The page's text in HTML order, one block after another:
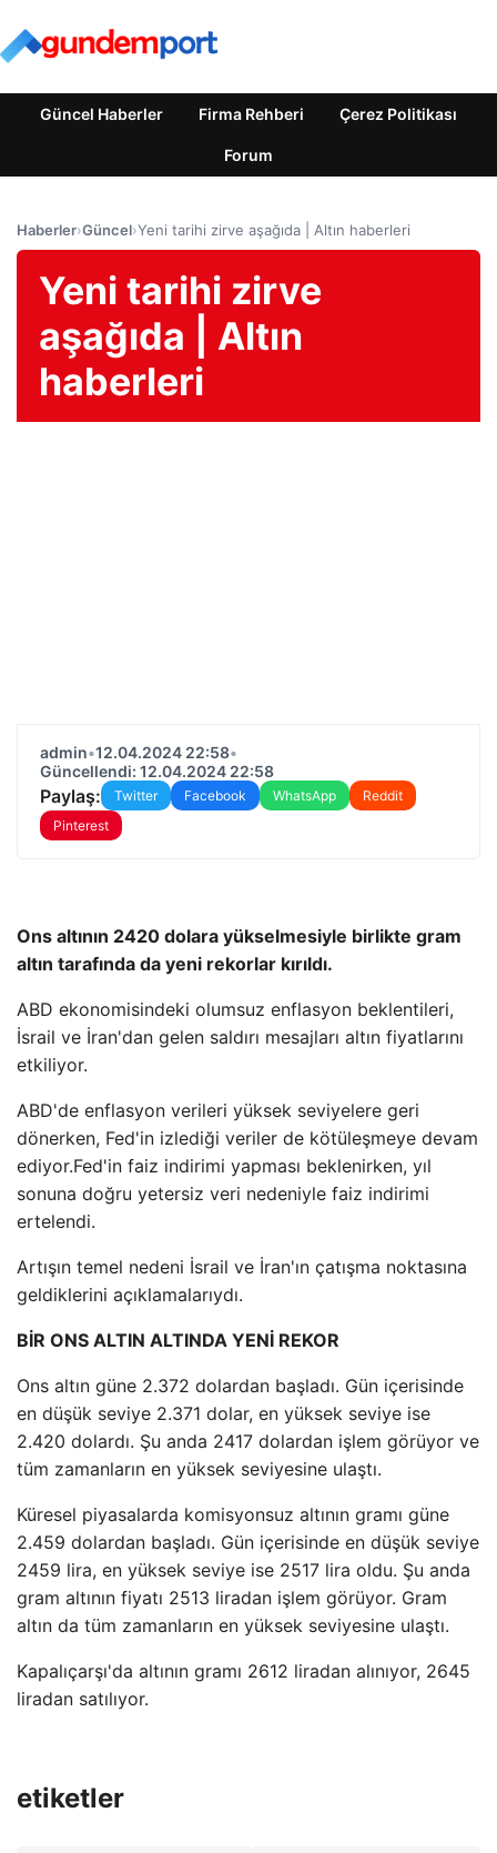
Güncel Haberler Firma Rehberi Çerez Politikası
Forum
Haberler›Güncel›Yeni tarihi zirve aşağıda | Altın haberleri
Yeni tarihi zirve
aşağıda | Altın
haberleri
admin•12.04.2024 22:58•
Güncellendi: 12.04.2024 22:58
Paylaş: Twitter Facebook WhatsApp
Reddit
Pinterest
Ons altının 2420 dolara yükselmesiyle birlikte gram
altın tarafında da yeni rekorlar kırıldı.
ABD ekonomisindeki olumsuz enflasyon beklentileri,
İsrail ve İran'dan gelen saldırı mesajları altın fiyatlarını
etkiliyor.
ABD'de enflasyon verileri yüksek seviyelere geri
dönerken, Fed'in izlediği veriler de kötüleşmeye devam
ediyor.Fed'in faiz indirimi yapması beklenirken, yıl
sonuna doğru yetersiz veri nedeniyle faiz indirimi
ertelendi.
Artışın temel nedeni İsrail ve İran'ın çatışma noktasına
geldiklerini açıklamalarıydı.
BİR ONS ALTIN ​​ALTINDA YENİ REKOR
Ons altın güne 2.372 dolardan başladı. Gün içerisinde
en düşük seviye 2.371 dolar, en yüksek seviye ise
2.420 dolardı. Şu anda 2417 dolardan işlem görüyor ve
tüm zamanların en yüksek seviyesine ulaştı.
Küresel piyasalarda komisyonsuz altının gramı güne
2.459 dolardan başladı. Gün içerisinde en düşük seviye
2459 lira, en yüksek seviye ise 2517 lira oldu. Şu anda
gram altının fiyatı 2513 liradan işlem görüyor. Gram
altın da tüm zamanların en yüksek seviyesine ulaştı.
Kapalıçarşı'da altının gramı 2612 liradan alınıyor, 2645
liradan satılıyor.
etiketler